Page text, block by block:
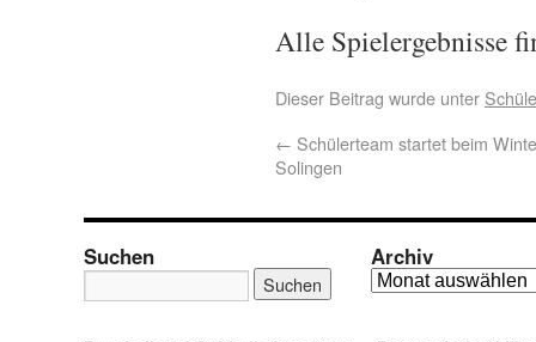
Alle Spielergebnisse
Dieser Beitrag wurde unter
← Schülerteam startet beim
Solingen
Suchen Archiv